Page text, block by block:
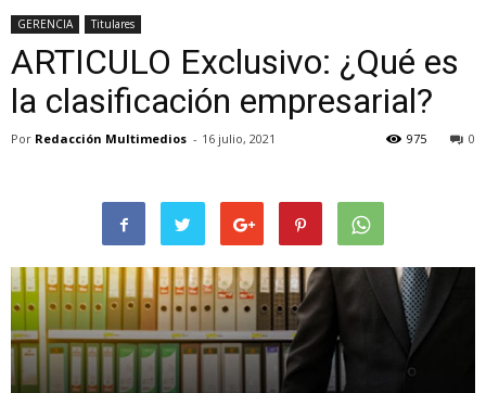
GERENCIA Titulares
ARTICULO Exclusivo: ¿Qué es
la clasificación empresarial?
Por Redacción Multimedios - 16 julio, 2021 0
975